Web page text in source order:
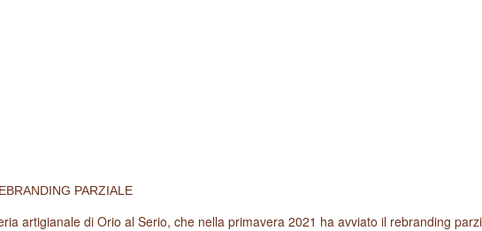
PARZIALE
artigianale di Orio al Serio, che nella primavera 2021 ha avviato il rebranding